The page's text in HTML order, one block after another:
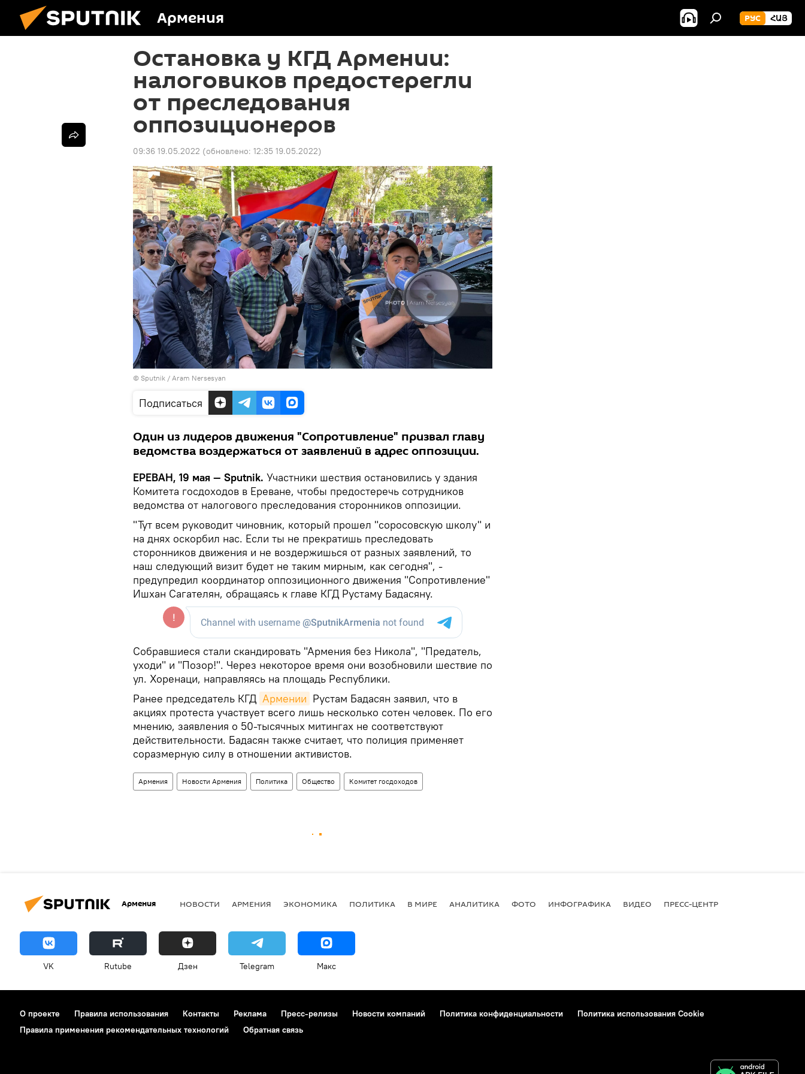
Армения РУС ՀԱՅ
Остановка у КГД Армении:
налоговиков предостерегли
от преследования
оппозиционеров
09:36 19.05.2022 (обновлено: 12:35 19.05.2022)
© Sputnik / Aram Nersesyan
Подписаться
Один из лидеров движения "Сопротивление" призвал главу
ведомства воздержаться от заявлений в адрес оппозиции.
ЕРЕВАН, 19 мая — Sputnik. Участники шествия остановились у здания
Комитета госдоходов в Ереване, чтобы предостеречь сотрудников
ведомства от налогового преследования сторонников оппозиции.
"Тут всем руководит чиновник, который прошел "соросовскую школу" и
на днях оскорбил нас. Если ты не прекратишь преследовать
сторонников движения и не воздержишься от разных заявлений, то
наш следующий визит будет не таким мирным, как сегодня", -
предупредил координатор оппозиционного движения "Сопротивление"
Ишхан Сагателян, обращаясь к главе КГД Рустаму Бадасяну.
Собравшиеся стали скандировать "Армения без Никола", "Предатель,
уходи" и "Позор!". Через некоторое время они возобновили шествие по
ул. Хоренаци, направляясь на площадь Республики.
Ранее председатель КГД Армении Рустам Бадасян заявил, что в
акциях протеста участвует всего лишь несколько сотен человек. По его
мнению, заявления о 50-тысячных митингах не соответствуют
действительности. Бадасян также считает, что полиция применяет
соразмерную силу в отношении активистов.
Армения Новости Армения Политика Общество Комитет госдоходов
Армения НОВОСТИ АРМЕНИЯ ЭКОНОМИКА ПОЛИТИКА В МИРЕ АНАЛИТИКА ФОТО ИНФОГРАФИКА ВИДЕО ПРЕСС-ЦЕНТР
VK Rutube Дзен Telegram Макс
О проекте Правила использования Контакты Реклама Пресс-релизы Новости компаний Политика конфиденциальности
Политика использования Cookie
Правила применения рекомендательных технологий
Обратная связь